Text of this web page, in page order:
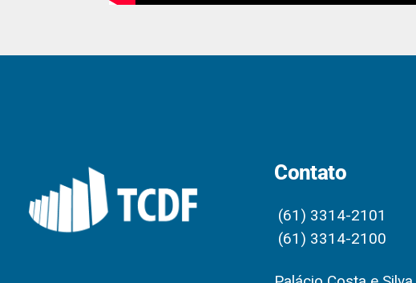
Contato
(61) 3314-2101
(61) 3314-2100